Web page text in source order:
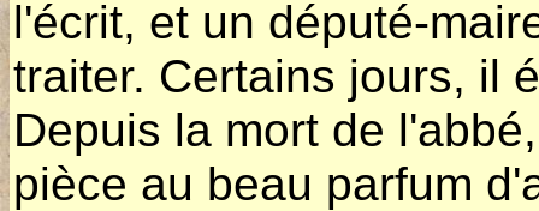
l'écrit, et un député-
traiter. Certains jours, il
Depuis la mort de
pièce au beau parfum